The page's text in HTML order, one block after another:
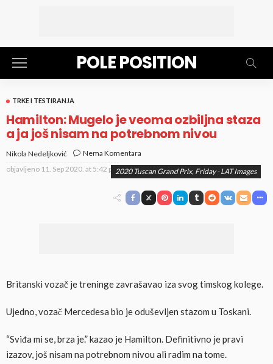
POLE POSITION
TRKE I TESTIRANJA
Hamilton: Mugelo je veoma ozbiljna staza
a ja još nisam na potrebnom nivou
Nikola Nedeljković
Nema Komentara
objavljeno 11. Sep 2020. at 5:42 pm2020 Tuscan Grand Prix, Friday - LAT Images
Britanski vozač je treninge zavrašavao iza svog timskog kolege.
Ujedno, vozač Mercedesa bio je oduševljen stazom u Toskani.
“Sviđa mi se, brza je.” kazao je Hamilton. Definitivno je pravi
izazov, još nisam na potrebnom nivou ali radim na tome.